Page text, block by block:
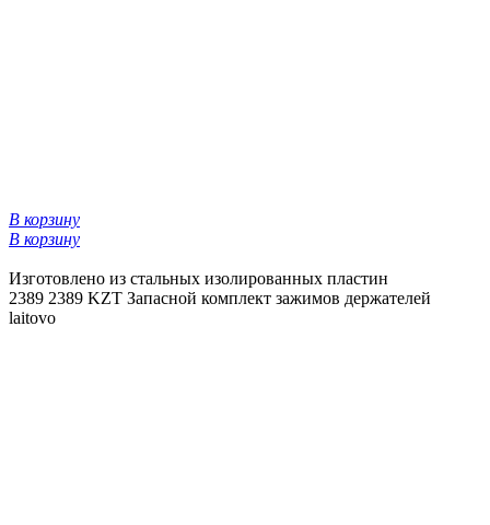
В корзину
В корзину
Изготовлено из стальных изолированных пластин
2389 2389 KZT Запасной комплект зажимов держателей
laitovo